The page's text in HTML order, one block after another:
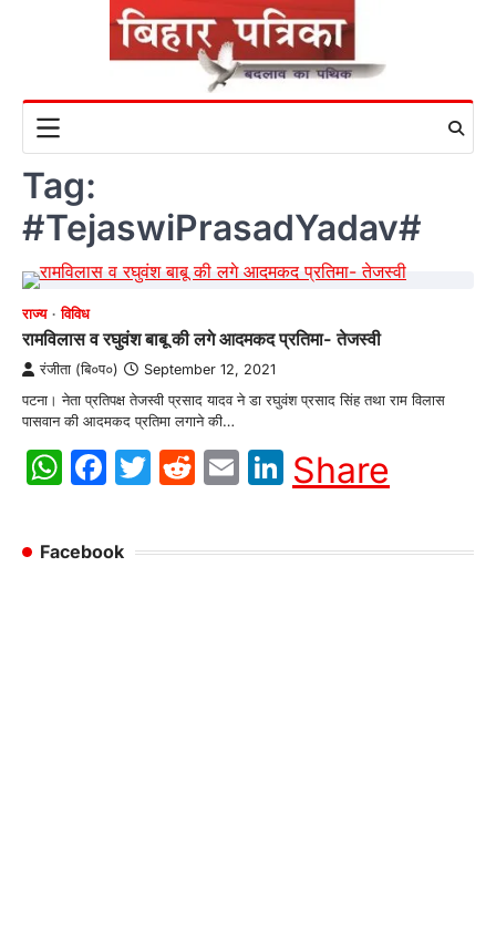
Tag:
#TejaswiPrasadYadav#
राज्य विविध
रामविलास व रघुवंश बाबू की लगे आदमकद प्रतिमा- तेजस्वी
रंजीता (बि०प०) September 12, 2021
पटना। नेता प्रतिपक्ष तेजस्वी प्रसाद यादव ने डा रघुवंश प्रसाद सिंह तथा राम विलास
पासवान की आदमकद प्रतिमा लगाने की…
WhatsApp
Facebook
Twitter
Reddit
EmailLinkedIn
Share
Facebook